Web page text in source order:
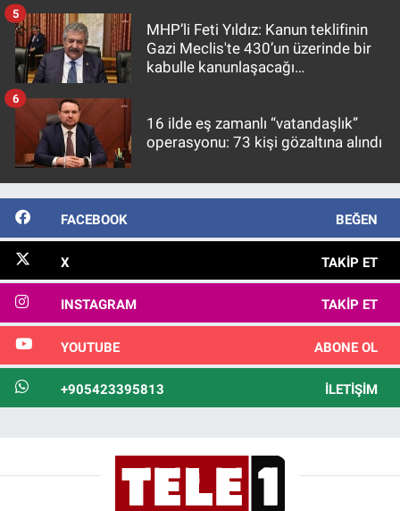
MHP’li Feti Yıldız: Kanun teklifinin
Gazi Meclis'te 430’un üzerinde bir
kabulle kanunlaşacağı
5
16 ilde eş zamanlı “vatandaşlık”
operasyonu: 73 kişi gözaltına alındı
6
FACEBOOK BEĞEN
X TAKIP ET
INSTAGRAM TAKIP ET
YOUTUBE ABONE OL
+905423395813 İLETIŞIM